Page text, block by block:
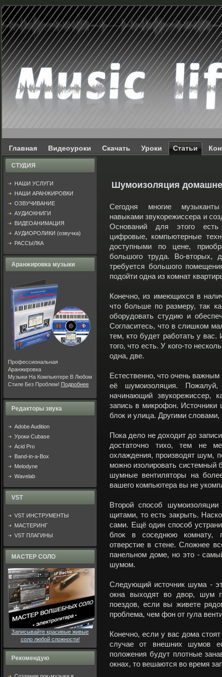
Главная Видеоуроки Скачать Уроки Статьи
СТУДИЯ
НАШИ УСЛУГИ
НАШИ АРАНЖИРОВКИ
ОЗВУЧИВАНИЕ
АУДИОКНИГИ
ВИДЕОАНИМАЦИЯ
АУДИОРОЛИКИ (озвучка)
РАССЫЛКА
Аранжировка музыки
Профессиональная
Аранжировка
Музыки На Компьютере В Любом
Стиле Без Проблем! Подробнее
Редакторы звука
Adobe Audition
Уроки Cubase
Acid Pro
Band-in-a-Box
Melodyne
Wavelab
VST
VST ИНСТРУМЕНТЫ
МАСТЕРИНГ
VST ПЛАГИНЫ
МАСТЕР СОЛО
Записывайте красивые живые
соло любой сложности!
Рекомендую
Шумоизоляция
Сегодня многие
навыками звукорежиссера и
Оснований для этого есть
цифровые, компьютерные
доступными по цене,
большого труда. Во-вторых,
требуется большого
подойти одна из комнат
Конечно, из имеющихся в
что больше по размеру, так
оборудовать студию и
Согласитесь, что в слишком
тем, кто будет работать у
того, что есть. У кого-то
одна, две.
Естественно, что очень
её шумоизоляция.
начинающий звукорежиссер,
запись в микрофон.
блок и улица. Другими
Пока дело не доходит до
достаточно тихо, тем не
охлаждения, производят шум,
можно изолировать системный
шумные вентиляторы на
вашего компьютера вы не
Второй способ
щитами, то есть закрыть.
сами. Ещё один способ
блок в соседнюю комнату,
отверстие в стене. Сложнее
панельном доме, но это -
шумом.
Следующий источник шума -
окна выходят во двор, шум
поездов, если вы живете
проблема, чем фон от гула
Конечно, если у вас дома
случае от внешних шумов
положения будут плотные
окнах, то вешаются во время